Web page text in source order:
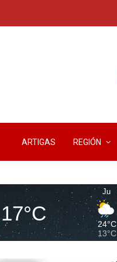
ARTIGAS REGIÓN
17°C
Ju
24°C
13°C